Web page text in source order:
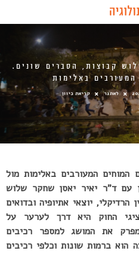
קבוצות, הסברים שונים.
באלימות
לאתגר קריאת כיוון
המוחים המעורבים באלימות מול
עם ד”ר יאיר יאסן שחקר שלוש
יוצאי אתיופיה ובדואים
החוק היא דרך לערער על
מפרק את המושג למספר רכיבים
ברמות שונות וכלפי רכיבים